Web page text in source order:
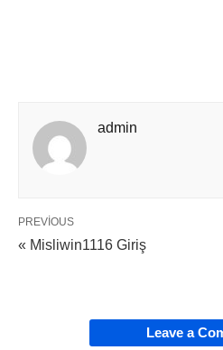
admin
PREVIOUS
« Misliwin1116 Giriş
Leave a